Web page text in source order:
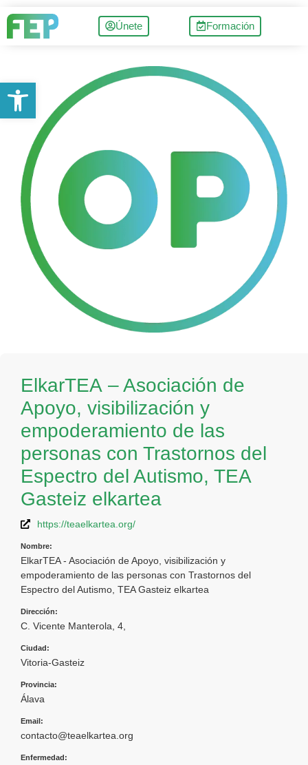
Únete Formación
ElkarTEA – Asociación de
Apoyo, visibilización y
empoderamiento de las
personas con Trastornos del
Espectro del Autismo, TEA
Gasteiz elkartea
https://teaelkartea.org/
Nombre:
ElkarTEA - Asociación de Apoyo, visibilización y
empoderamiento de las personas con Trastornos del
Espectro del Autismo, TEA Gasteiz elkartea
Dirección:
C. Vicente Manterola, 4,
Ciudad:
Vitoria-Gasteiz
Provincia:
Álava
Email:
contacto@teaelkartea.org
Enfermedad:
Abrir barra de herramientas